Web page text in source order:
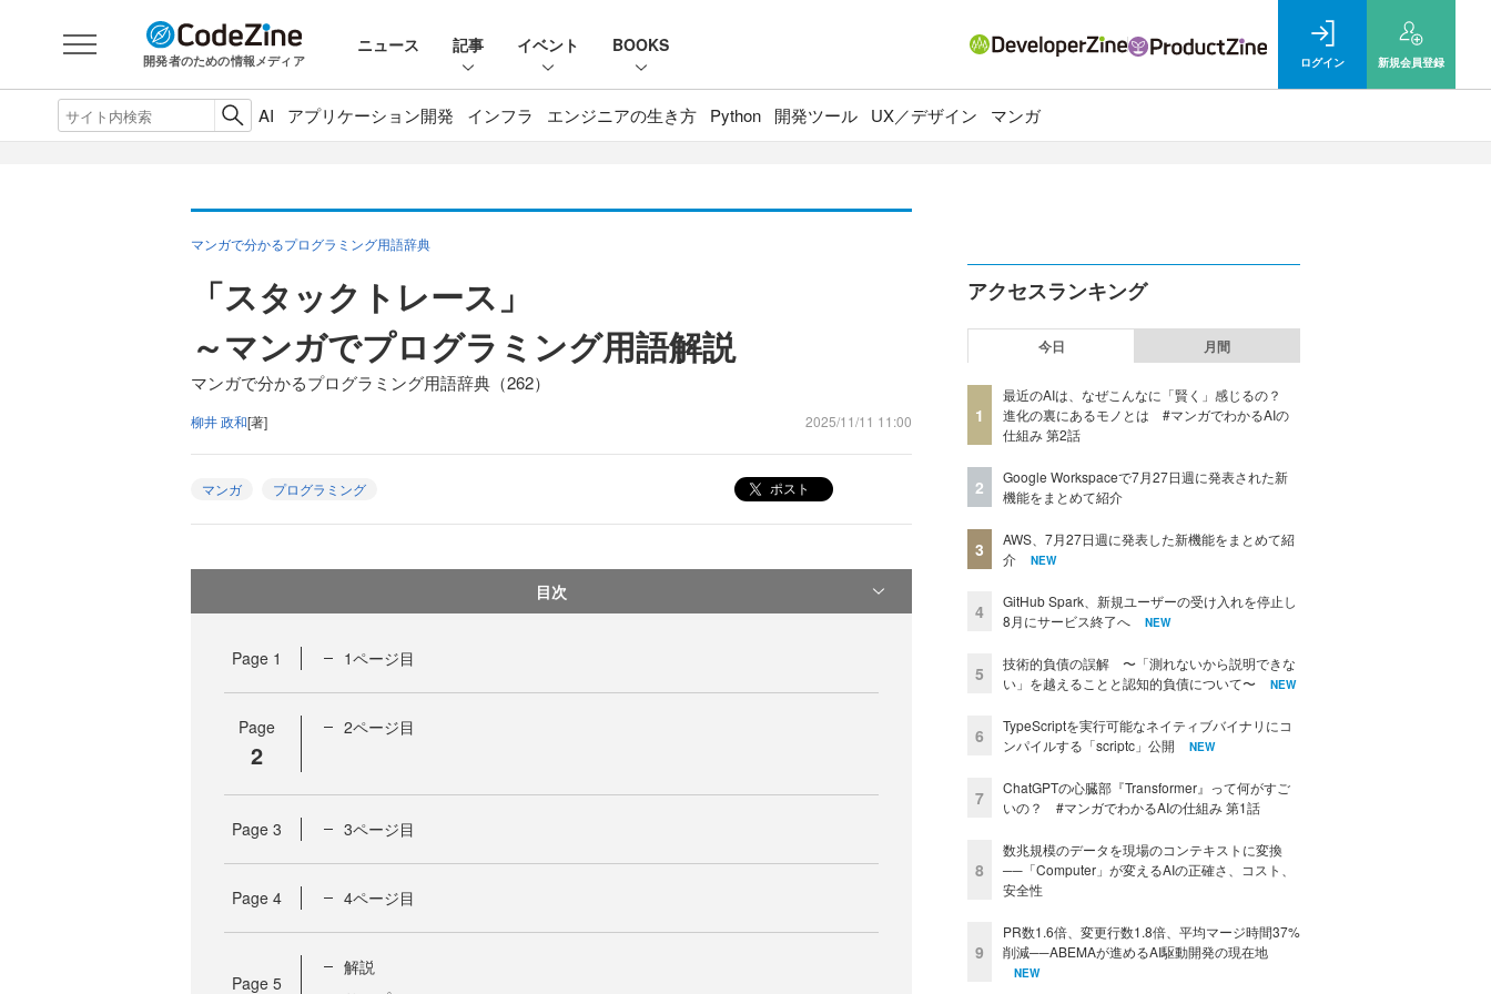
開発者のための情報メディア
ニュース 記事 イベント BOOKS
ログイン 新規会員登録
AI アプリケーション開発 インフラ エンジニアの生き方 Python 開発ツール UX／デザイン マンガ
マンガで分かるプログラミング用語辞典
「スタックトレース」
～マンガでプログラミング用語解説
マンガで分かるプログラミング用語辞典（262）
柳井 政和[著] 2025/11/11 11:00
マンガ プログラミング ポスト
目次
Page 1 1ページ目
Page
2
2ページ目
Page 3 3ページ目
Page 4 4ページ目
Page 5
解説
アクセスランキング
今日 月間
1
最近のAIは、なぜこんなに「賢く」感じるの？
進化の裏にあるモノとは #マンガでわかるAIの
仕組み 第2話
2
Google Workspaceで7月27日週に発表された新
機能をまとめて紹介
3
AWS、7月27日週に発表した新機能をまとめて紹
介
NEW
4
GitHub Spark、新規ユーザーの受け入れを停止し
8月にサービス終了へ
NEW
5
技術的負債の誤解 〜「測れないから説明できな
い」を越えることと認知的負債について〜
NEW
6
TypeScriptを実行可能なネイティブバイナリにコ
ンパイルする「scriptc」公開
NEW
7
ChatGPTの心臓部『Transformer』って何がすご
いの？ #マンガでわかるAIの仕組み 第1話
8
数兆規模のデータを現場のコンテキストに変換
──「Computer」が変えるAIの正確さ、コスト、
安全性
9
PR数1.6倍、変更行数1.8倍、平均マージ時間37%
削減──ABEMAが進めるAI駆動開発の現在地
NEW